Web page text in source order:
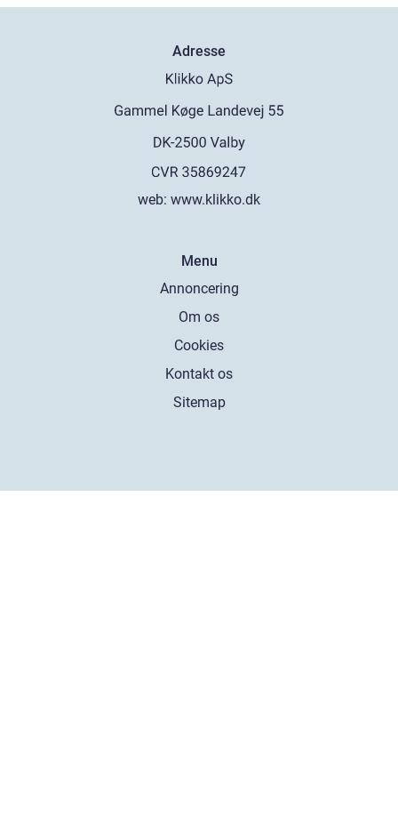
Adresse
web: www.klikko.dk
Menu
Annoncering
Om os
Cookies
Kontakt os
Sitemap